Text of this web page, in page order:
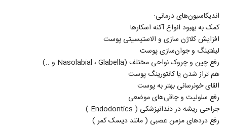
اندیکاسیون‌های درمانی:
کمک به بهبود انواع آکنه اسکارها
افزایش کلاژن سازی و الاستیسیتی پوست
لیفتینگ و جوان‌سازی پوست
رفع چین و چروک نواحی مختلف (Nasolabial ، Glabella و ..)
هم تراز شدن یا کانتورینگ پوست
القای خونرسانی بهتر به پوست
رفع سلولیت و چاقی‌های موضعی
جراحی ریشه در دندانپزشکی ( Endodontics )
رفع دردهای مزمن عصبی ( مانند دیسک کمر )